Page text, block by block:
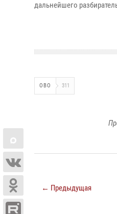
дальнейшего
ОВО 311
← Предыдущая